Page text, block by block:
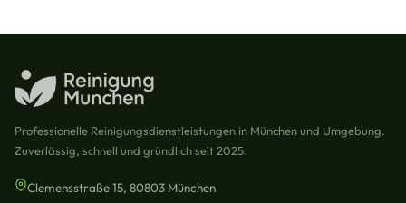
Professionelle Reinigungsdienstleistungen in München und Umgebung.
Zuverlässig, schnell und gründlich seit 2025.
Clemensstraße 15, 80803 München